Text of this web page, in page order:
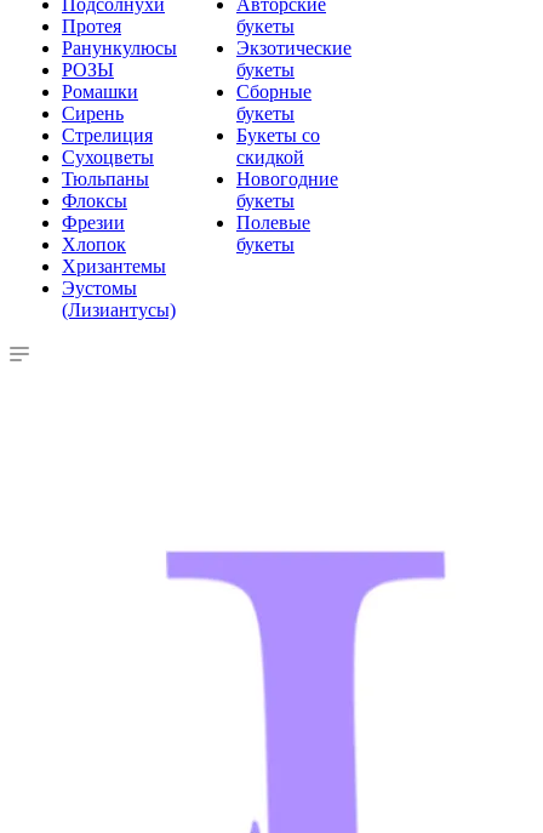
Подсолнухи
Протея
Ранункулюсы
РОЗЫ
Ромашки
Сирень
Стрелиция
Сухоцветы
Тюльпаны
Флоксы
Фрезии
Хлопок
Хризантемы
Эустомы
(Лизиантусы)
Авторские
букеты
Экзотические
букеты
Сборные
букеты
Букеты со
скидкой
Новогодние
букеты
Полевые
букеты